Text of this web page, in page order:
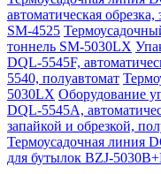
автоматическая обрезка,
SM-4525
тоннель SM-5030LX
DQL-5545F,
5540, полуавтомат
5030LX Оборудование
DQL-5545A,
запайкой и обрезкой,
Термоусадочная линия
для бутылок BZJ-